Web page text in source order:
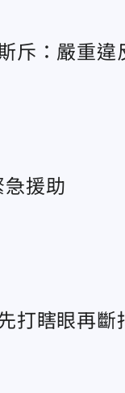
斥：嚴重違
援助
打瞎眼再斷